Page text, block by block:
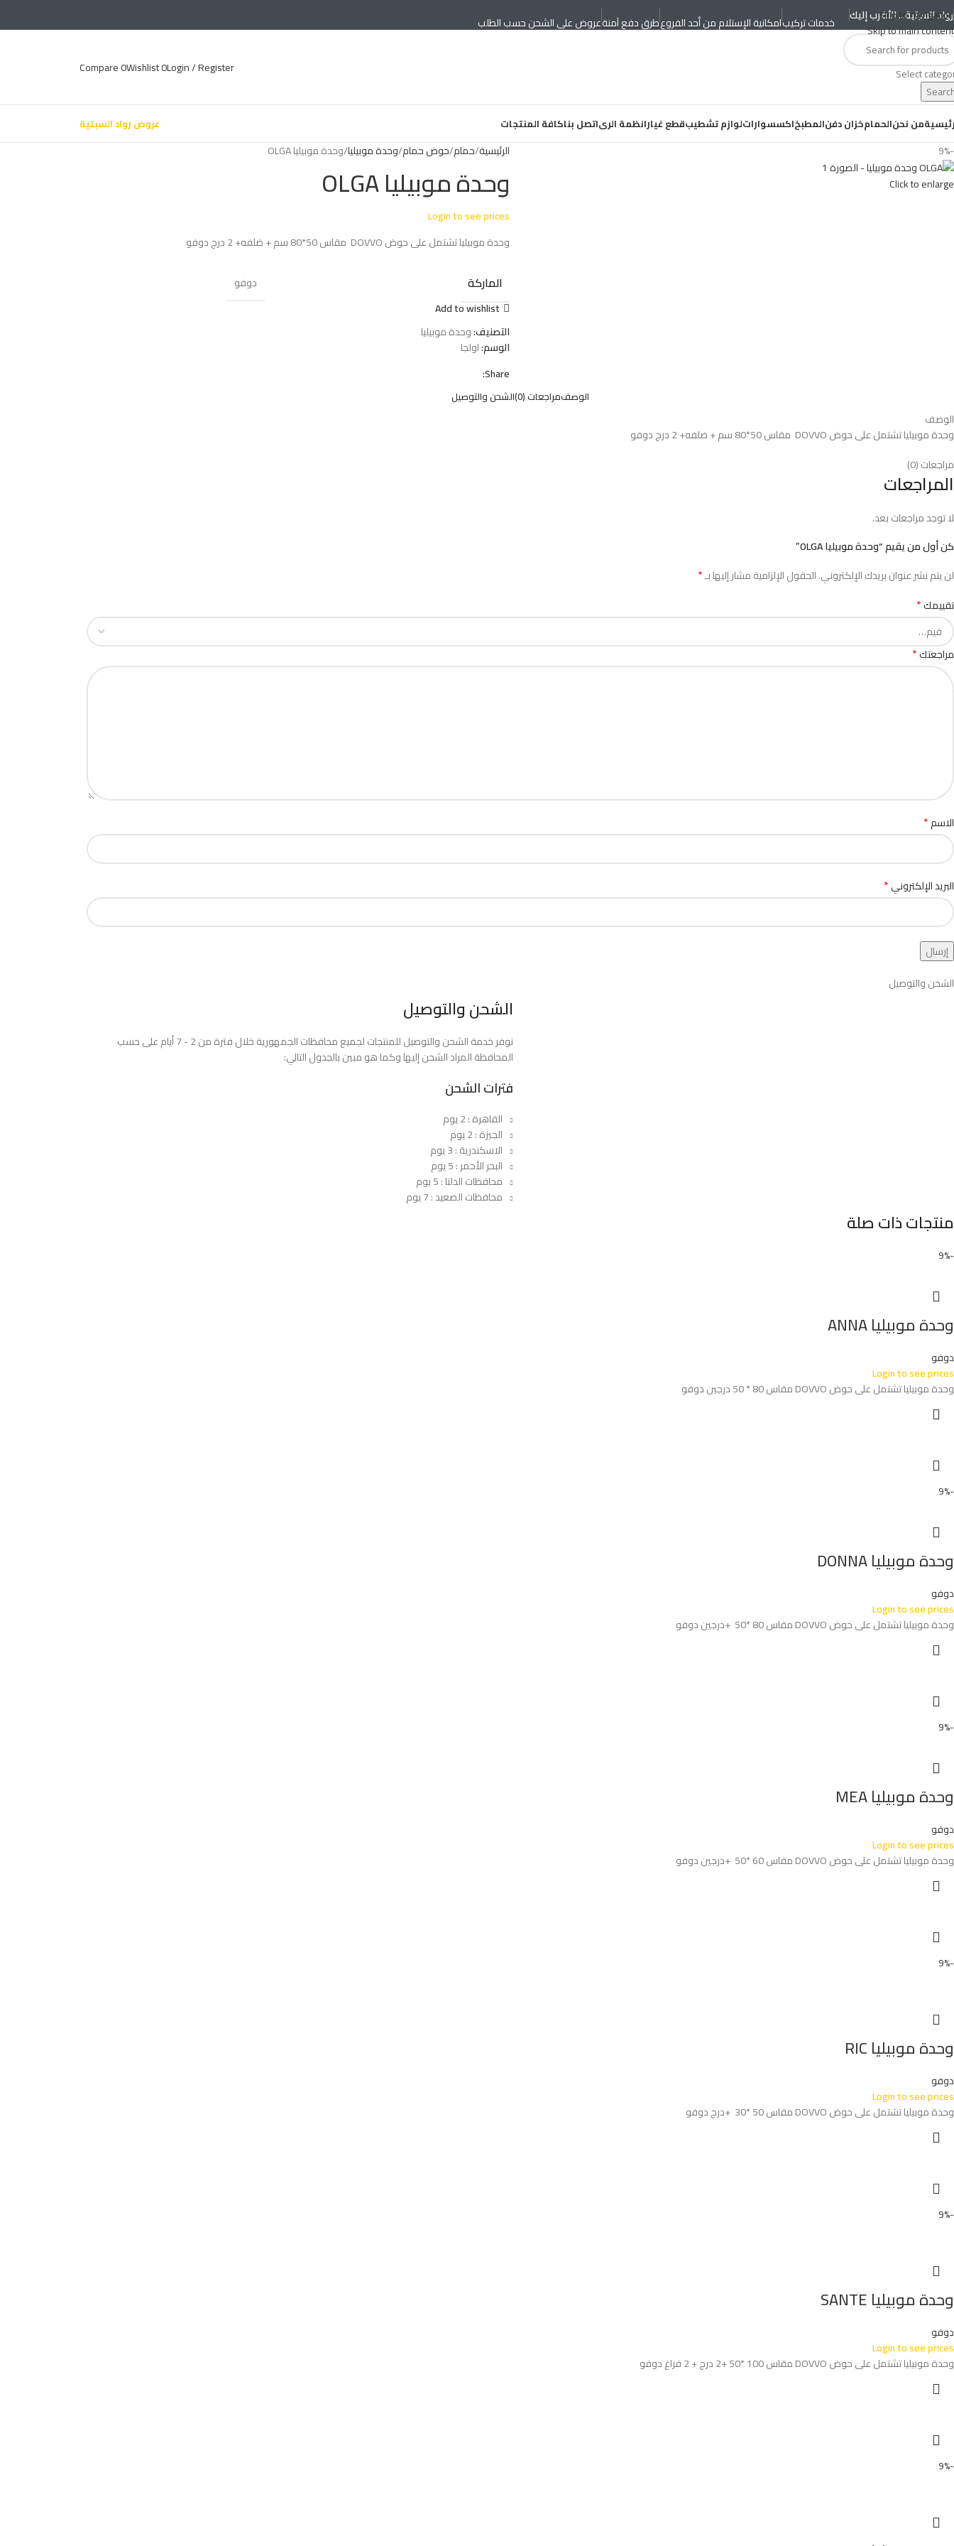
Skip to navigation
Skip to main content
رواد السبتية... الأقرب إليك خدمات تركيبامكانية الإستلام من أحد الفروعطرق دفع آمنةعروض على الشحن حسب الطلب
Select
Login / Register
0
Wishlist
0
Compare
من نحنالحمامخزان دفنالمطبخاكسسواراتلوازم تشطيبقطع غيارانظمة الرىاتصل بناكافة المنتجات عروض رواد السبتية
-9%
Click to enlarge
الرئيسية حمام حوض حمام وحدة موبيليا وحدة موبيليا OLGA
وحدة موبيليا OLGA
Login to see prices
وحدة موبيليا تشتمل على حوض DOVVO مقاس 50*80 سم + ضلفه+ 2 درج دوفو
الماركة
دوفو
Add to wishlist
التصنيف:وحدة موبيليا
الوسم:اولجا
Share:
الوصفمراجعات (0) الشحن والتوصيل
الوصف
وحدة موبيليا تشتمل على حوض DOVVO مقاس 50*80 سم + ضلفه+ 2 درج دوفو
مراجعات (0)
المراجعات
لا توجد مراجعات بعد.
كن أول من يقيم “وحدة موبيليا OLGA”
لن يتم نشر عنوان بريدك الإلكتروني.الحقول الإلزامية مشار إليها بـ*
تقييمك*
مراجعتك*
الاسم*
البريد الإلكتروني*
الشحن والتوصيل
الشحن والتوصيل
نوفر خدمة الشحن والتوصيل للمنتجات لجميع محافظات الجمهورية خلال فترة من 2 - 7 أيام على حسب
المحافظة المراد الشحن إليها وكما هو مبين بالجدول التالي:
فترات الشحن
القاهرة : 2 يوم
الجيزة : 2 يوم
الاسكندرية : 3 يوم
البحر الأحمر : 5 يوم
محافظات الدلتا : 5 يوم
محافظات الصعيد : 7 يوم
منتجات ذات صلة
-9%
وحدة موبيليا ANNA
دوفو
Login to see prices
وحدة موبيليا تشتمل على حوض DOVVO مقاس 80 * 50 درجين دوفو
-9%
وحدة موبيليا DONNA
دوفو
Login to see prices
وحدة موبيليا تشتمل على حوض DOVVO مقاس 80 *50 +درجين دوفو
-9%
وحدة موبيليا MEA
دوفو
Login to see prices
وحدة موبيليا تشتمل على حوض DOVVO مقاس 60 *50 +درجين دوفو
-9%
وحدة موبيليا RIC
دوفو
Login to see prices
وحدة موبيليا تشتمل على حوض DOVVO مقاس 50 *30 +درج دوفو
-9%
وحدة موبيليا SANTE
دوفو
Login to see prices
وحدة موبيليا تشتمل على حوض DOVVO مقاس 100 *50 +2 درج + 2 فراغ دوفو
-9%